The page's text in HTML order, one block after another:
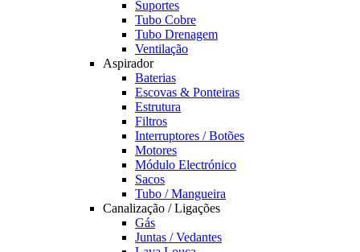
Suportes
Tubo Cobre
Tubo Drenagem
Ventilação
Aspirador
Baterias
Escovas & Ponteiras
Estrutura
Filtros
Interruptores / Botões
Motores
Módulo Electrónico
Sacos
Tubo / Mangueira
Canalização / Ligações
Gás
Juntas / Vedantes